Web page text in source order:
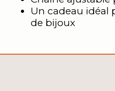
Un cadeau idéal
de bijoux